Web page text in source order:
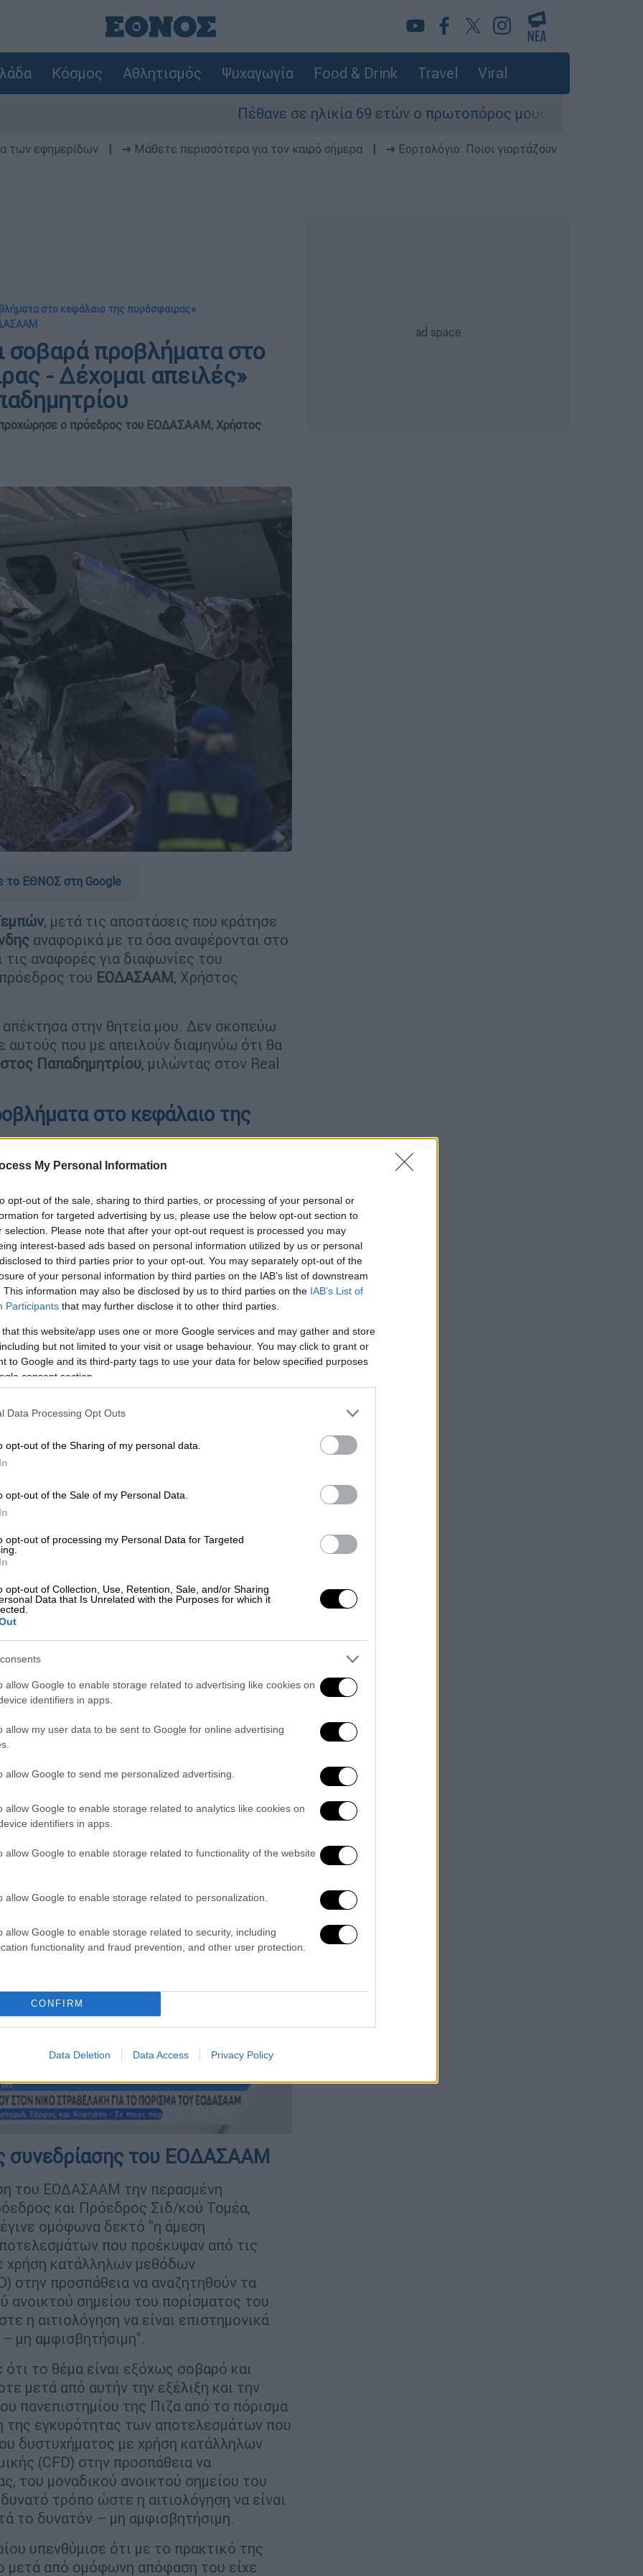
My Personal Information
opt-out of the sale, sharing to third parties, or processing of your personal or
for targeted advertising by us, please use the below opt-out section to
selection. Please note that after your opt-out request is processed you may
interest-based ads based on personal information utilized by us or personal
to third parties prior to your opt-out. You may separately opt-out of the
of your personal information by third parties on the IAB’s list of downstream
This information may also be disclosed by us to third parties on the IAB’s List of
Participants that may further disclose it to other third parties.
that this website/app uses one or more Google services and may gather and store
but not limited to your visit or usage behaviour. You may click to grant or
to Google and its third-party tags to use your data for below specified purposes
consent section.
Data Processing Opt Outs
opt-out of the Sharing of my personal data.
opt-out of the Sale of my Personal Data.
opt-out of processing my Personal Data for Targeted
opt-out of Collection, Use, Retention, Sale, and/or Sharing
Data that Is Unrelated with the Purposes for which it
allow Google to enable storage related to advertising like cookies on
identifiers in apps.
allow my user data to be sent to Google for online advertising
allow Google to send me personalized advertising.
allow Google to enable storage related to analytics like cookies on
identifiers in apps.
allow Google to enable storage related to functionality of the website
allow Google to enable storage related to personalization.
allow Google to enable storage related to security, including
functionality and fraud prevention, and other user protection.
CONFIRM
Data Deletion Data Access Privacy Policy
Κόσμος Αθλητισμός Ψυχαγωγία Food & Drink Travel Viral
Πέθανε σε ηλικία 69 ετών ο πρωτοπόρος μουσικός παραγωγός,
των εφημερίδων ➔ Μάθετε περισσότερα για τον καιρό σήμερα
➔ Εορτολόγιο: Ποιοι γιορτάζουν
στο κεφάλαιο της πυρόσφαιρας»
σοβαρά προβλήματα στο
- Δέχομαι απειλές»
ο πρόεδρος του ΕΟΔΑΣΑΑΜ, Χρήστος
το ΕΘΝΟΣ στη Google
, μετά τις αποστάσεις που κράτησε
αναφορικά με τα όσα αναφέρονται στο
αναφορές για διαφωνίες του
του ΕΟΔΑΣΑΑΜ, Χρήστος
στην θητεία μου. Δεν σκοπεύω
που με απειλούν διαμηνύω ότι θα
Παπαδημητρίου, μιλώντας στον Real
στο κεφάλαιο της
πόρισμα έχει σοβαρά προβλήματα στο
να μη δημοσιοποιηθεί το
δήλωσε οΧρήστος Παπαδημητρίου.
ταξί στην Αγία Πελαγία στην
συναδέλφους του
Πίζας την πήρα την Παρασκευή το
συγκάλεσα αμέσως το Συμβούλιο»
Χρήστος Παπαδημητρίου.
έγραφε ότι ο
εμπειρογνώμονα και δεν είχε δώσει
του ΕΟΔΑΣΑΑΜ» και πρόσθεσε ότι
στο Πανεπιστήμιο της Πίζας».
πόρισμα του
είναι ένα μικρό μέρος. Ο κ. Άκου είπε
Μάλιστα είχαμε ζητήσει να μη βγει
πυρόσφαιρα, χωρίς να υπάρχει
που απορρίφθηκε από τους τεχνικούς».
η επιστολή του πανεπιστήμιου
αναφορά στο όνομά του από το πόρισμα
της Γάνδης ξεκαθάρισε πως όσα του
πυρόσφαιρα στο δυστύχημα των Τεμπών
για ταΤέμπηδόθηκε στη
τη συμπλήρωση δύο ετών από την
τη ζωή τους 57 άνθρωποι.
video
συνεδρίασης του ΕΟΔΑΣΑΑΜ
του ΕΟΔΑΣΑΑΜ την περασμένη
και Πρόεδρος Σιδ/κού Τομέα,
ομόφωνα δεκτό "η άμεση
που προέκυψαν από τις
χρήση κατάλληλων μεθόδων
στην προσπάθεια να αναζητηθούν τα
ανοικτού σημείου του πορίσματος του
αιτιολόγηση να είναι επιστημονικά
μη αμφισβητήσιμη".
το θέμα είναι εξόχως σοβαρό και
μετά από αυτήν την εξέλιξη και την
πανεπιστημίου της Πιζα από το πόρισμα
εγκυρότητας των αποτελεσμάτων που
δυστυχήματος με χρήση κατάλληλων
(CFD) στην προσπάθεια να
του μοναδικού ανοικτού σημείου του
τρόπο ώστε η αιτιολόγηση να είναι
το δυνατόν – μη αμφισβητήσιμη.
υπενθύμισε ότι με το πρακτικό της
μετά από ομόφωνη απόφαση του είχε